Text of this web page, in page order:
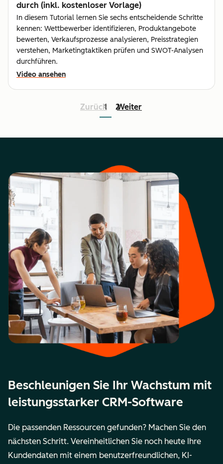
durch (inkl. kostenloser Vorlage)
In diesem Tutorial lernen Sie sechs entscheidende Schritte
kennen: Wettbewerber identifizieren, Produktangebote
bewerten, Verkaufsprozesse analysieren, Preisstrategien
verstehen, Marketingtaktiken prüfen und SWOT-Analysen
durchführen.
Video ansehen
Zurück
1 2Weiter
Beschleunigen Sie Ihr Wachstum mit
leistungsstarker CRM-Software
Die passenden Ressourcen gefunden? Machen Sie den
nächsten Schritt. Vereinheitlichen Sie noch heute Ihre
Kundendaten mit einem benutzerfreundlichen, KI-